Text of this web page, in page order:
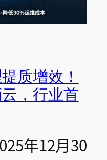
质增效！
，行业首
年12月30